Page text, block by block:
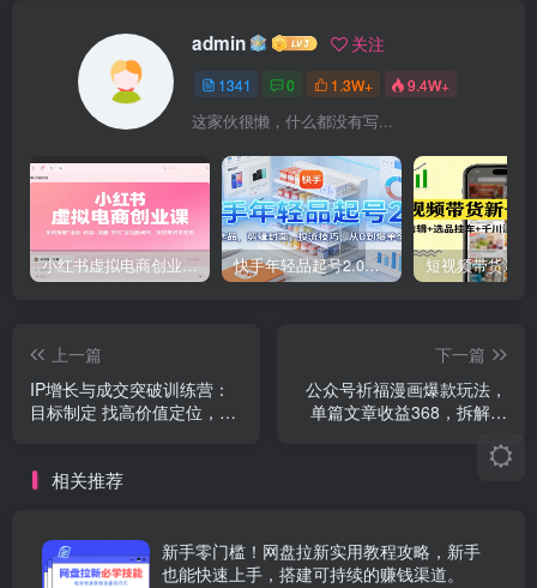
admin 关注
1341 0 1.3W+ 9.4W+
这家伙很懒，什么都没有写...
小红书虚拟电商创业课，系统拆解选品-内容-流量-变现，实现零成本变现 快手年轻品起号2.0：养号选品，剪辑封面，投流技巧，从0到爆单全流程
上一篇
IP增长与成交突破训练营：
目标制定 找高价值定位，做
下一篇
公众号祈福漫画爆款玩法，
单篇文章收益368，拆解详
相关推荐
新手零门槛！网盘拉新实用教程攻略，新手
也能快速上手，搭建可持续的赚钱渠道。